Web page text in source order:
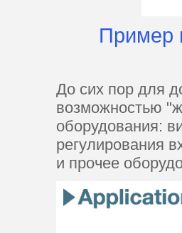
Пример
До сих пор для
возможностью
оборудования:
регулирования
и прочее